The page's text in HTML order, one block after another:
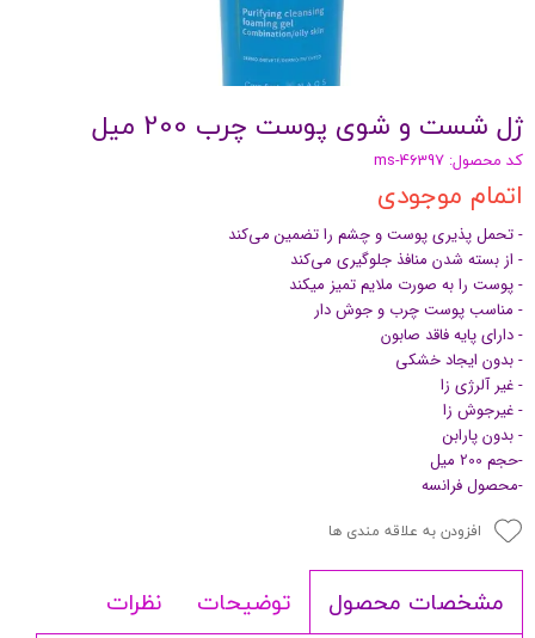
ژل شست و شوی پوست چرب 200 میل
کد محصول: ms-46397
اتمام موجودی
- تحمل پذیری پوست و چشم را تضمین می‌کند
- از بسته شدن منافذ جلوگیری می‌کند
- پوست را به صورت ملایم تمیز میکند
- مناسب پوست چرب و جوش دار
- دارای پایه فاقد صابون
- بدون ایجاد خشکی
- غیر آلرژی زا
- غیرجوش زا
- بدون پارابن
-حجم 200 میل
-محصول فرانسه
افزودن به علاقه مندی ها
مشخصات محصول توضیحات نظرات